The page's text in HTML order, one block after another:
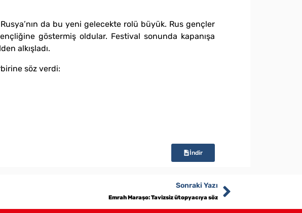
da bu yeni gelecekte rolü büyük. Rus gençler
göstermiş oldular. Festival sonunda kapanışa
alkışladı.
söz verdi:
İndir
Sonraki Yazı
Emrah Maraşo: Tavizsiz ütopyacıya söz